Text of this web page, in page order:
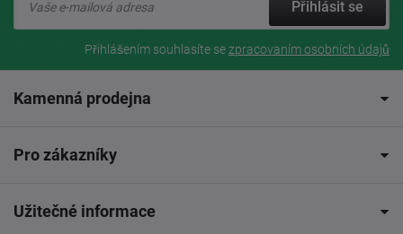
Přihlásit se
Přihlášením souhlasíte sezpracovaním osobních údajů
Kamenná prodejna
Pro zákazníky
Užitečné informace